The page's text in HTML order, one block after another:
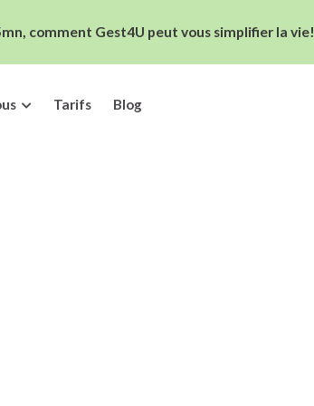
comment Gest4U peut vous simplifier la vie!
Tarifs Blog